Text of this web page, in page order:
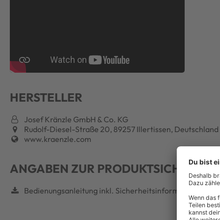
HERSTELLER
Josef Kränzle GmbH & Co. KG
Rudolf-Diesel-Straße 20, 89257 Illertissen, Deutschland
www.kraenzle.com
ANGABEN ZUR
Bedienungsanleitung inkl. Sicherheitsinformationen (1)